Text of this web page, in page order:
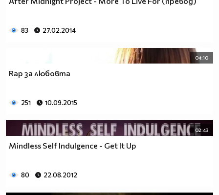
83 27.02.2014
04:10
Rap за любовта
251 10.09.2015
02:43
Mindless Self Indulgence - Get It Up
80 22.08.2012